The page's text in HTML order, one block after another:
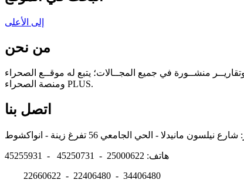
إلى الأعلى
من نحن
منشــورة في جميع المجــالات؛ يتبع له موقــع الصحراء
ومنصة الصحراء PLUS.
اتصل بنا
هاتف: 25000622 - 45250731 - 45255931
22660622 - 22406480 - 34406480